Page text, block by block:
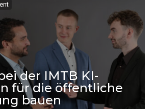
der IMTB KI-
für die öffentliche
bauen